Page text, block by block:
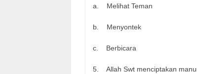
a. Melihat Teman
b. Menyontek
c. Berbicara
5. Allah Swt menciptakan